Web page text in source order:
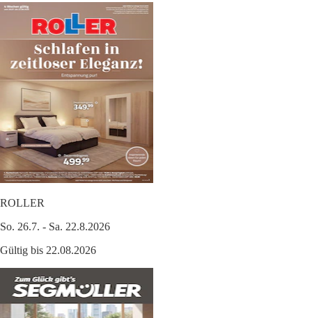
ROLLER
So. 26.7. - Sa. 22.8.2026
Gültig bis 22.08.2026